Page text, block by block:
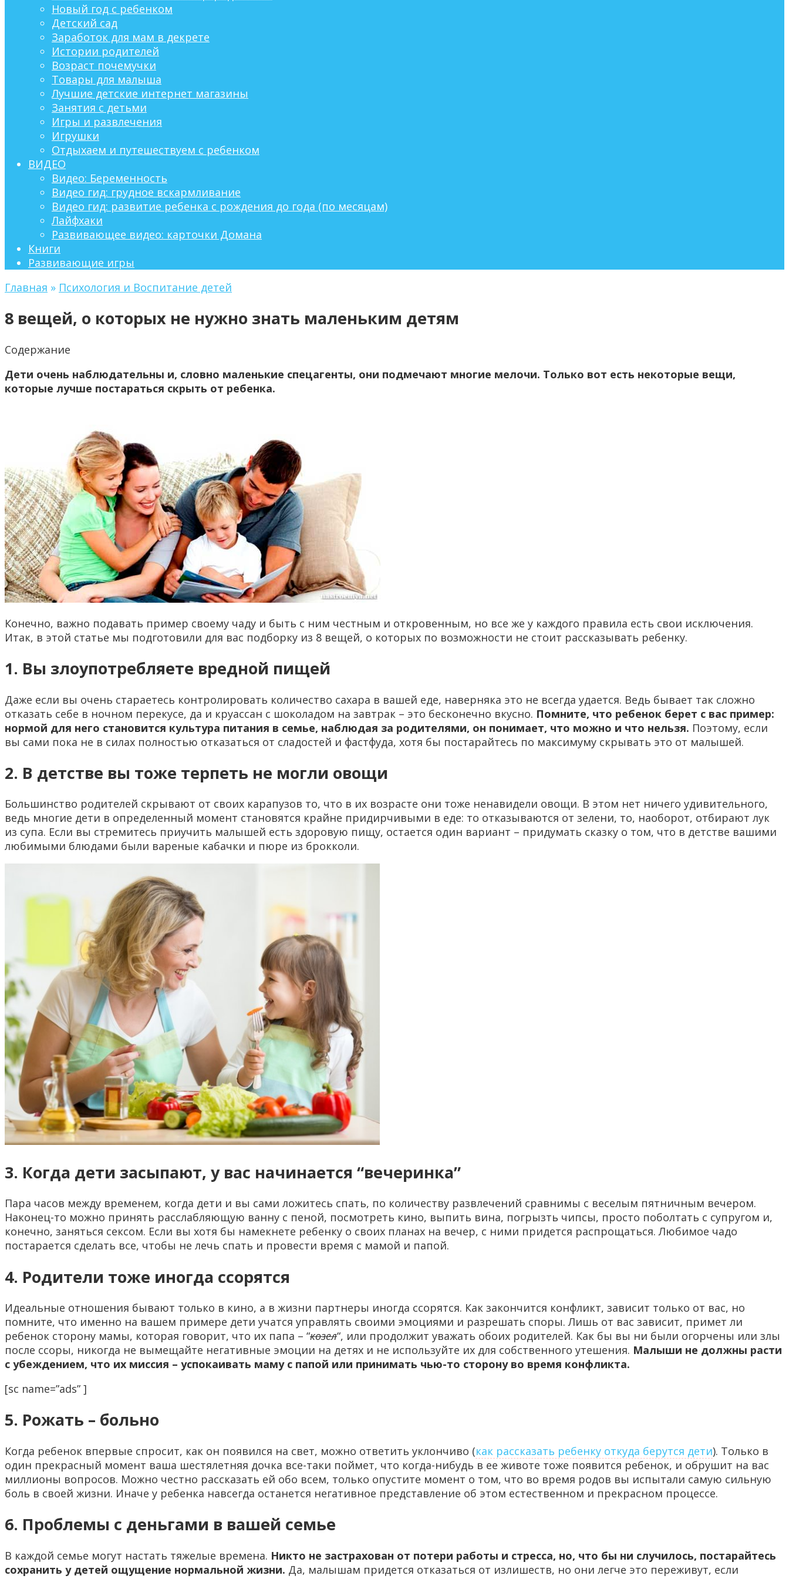
Новый год с ребенком
Детский сад
Заработок для мам в декрете
Истории родителей
Возраст почемучки
Товары для малыша
Лучшие детские интернет магазины
Занятия с детьми
Игры и развлечения
Игрушки
Отдыхаем и путешествуем с ребенком
ВИДЕО
Видео: Беременность
Видео гид: грудное вскармливание
Видео гид: развитие ребенка с рождения до года (по месяцам)
Лайфхаки
Развивающее видео: карточки Домана
Книги
Развивающие игры
Главная » Психология и Воспитание детей
8 вещей, о которых не нужно знать маленьким детям
Содержание
Дети очень наблюдательны и, словно маленькие спецагенты, они подмечают многие мелочи. Только вот есть некоторые вещи,
которые лучше постараться скрыть от ребенка.
Конечно, важно подавать пример своему чаду и быть с ним честным и откровенным, но все же у каждого правила есть свои исключения.
Итак, в этой статье мы подготовили для вас подборку из 8 вещей, о которых по возможности не стоит рассказывать ребенку.
1. Вы злоупотребляете вредной пищей
Даже если вы очень стараетесь контролировать количество сахара в вашей еде, наверняка это не всегда удается. Ведь бывает так сложно
отказать себе в ночном перекусе, да и круассан с шоколадом на завтрак – это бесконечно вкусно. Помните, что ребенок берет с вас пример:
нормой для него становится культура питания в семье, наблюдая за родителями, он понимает, что можно и что нельзя. Поэтому, если
вы сами пока не в силах полностью отказаться от сладостей и фастфуда, хотя бы постарайтесь по максимуму скрывать это от малышей.
2. В детстве вы тоже терпеть не могли овощи
Большинство родителей скрывают от своих карапузов то, что в их возрасте они тоже ненавидели овощи. В этом нет ничего удивительного,
ведь многие дети в определенный момент становятся крайне придирчивыми в еде: то отказываются от зелени, то, наоборот, отбирают лук
из супа. Если вы стремитесь приучить малышей есть здоровую пищу, остается один вариант – придумать сказку о том, что в детстве вашими
любимыми блюдами были вареные кабачки и пюре из брокколи.
3. Когда дети засыпают, у вас начинается “вечеринка”
Пара часов между временем, когда дети и вы сами ложитесь спать, по количеству развлечений сравнимы с веселым пятничным вечером.
Наконец-то можно принять расслабляющую ванну с пеной, посмотреть кино, выпить вина, погрызть чипсы, просто поболтать с супругом и,
конечно, заняться сексом. Если вы хотя бы намекнете ребенку о своих планах на вечер, с ними придется распрощаться. Любимое чадо
постарается сделать все, чтобы не лечь спать и провести время с мамой и папой.
4. Родители тоже иногда ссорятся
Идеальные отношения бывают только в кино, а в жизни партнеры иногда ссорятся. Как закончится конфликт, зависит только от вас, но
помните, что именно на вашем примере дети учатся управлять своими эмоциями и разрешать споры. Лишь от вас зависит, примет ли
ребенок сторону мамы, которая говорит, что их папа – “козел“, или продолжит уважать обоих родителей. Как бы вы ни были огорчены или злы
после ссоры, никогда не вымещайте негативные эмоции на детях и не используйте их для собственного утешения. Малыши не должны расти
с убеждением, что их миссия – успокаивать маму с папой или принимать чью-то сторону во время конфликта.
[sc name=”ads” ]
5. Рожать – больно
Когда ребенок впервые спросит, как он появился на свет, можно ответить уклончиво (как рассказать ребенку откуда берутся дети). Только в
один прекрасный момент ваша шестялетняя дочка все-таки поймет, что когда-нибудь в ее животе тоже появится ребенок, и обрушит на вас
миллионы вопросов. Можно честно рассказать ей обо всем, только опустите момент о том, что во время родов вы испытали самую сильную
боль в своей жизни. Иначе у ребенка навсегда останется негативное представление об этом естественном и прекрасном процессе.
6. Проблемы с деньгами в вашей семье
В каждой семье могут настать тяжелые времена. Никто не застрахован от потери работы и стресса, но, что бы ни случилось, постарайтесь
сохранить у детей ощущение нормальной жизни. Да, малышам придется отказаться от излишеств, но они легче это переживут, если